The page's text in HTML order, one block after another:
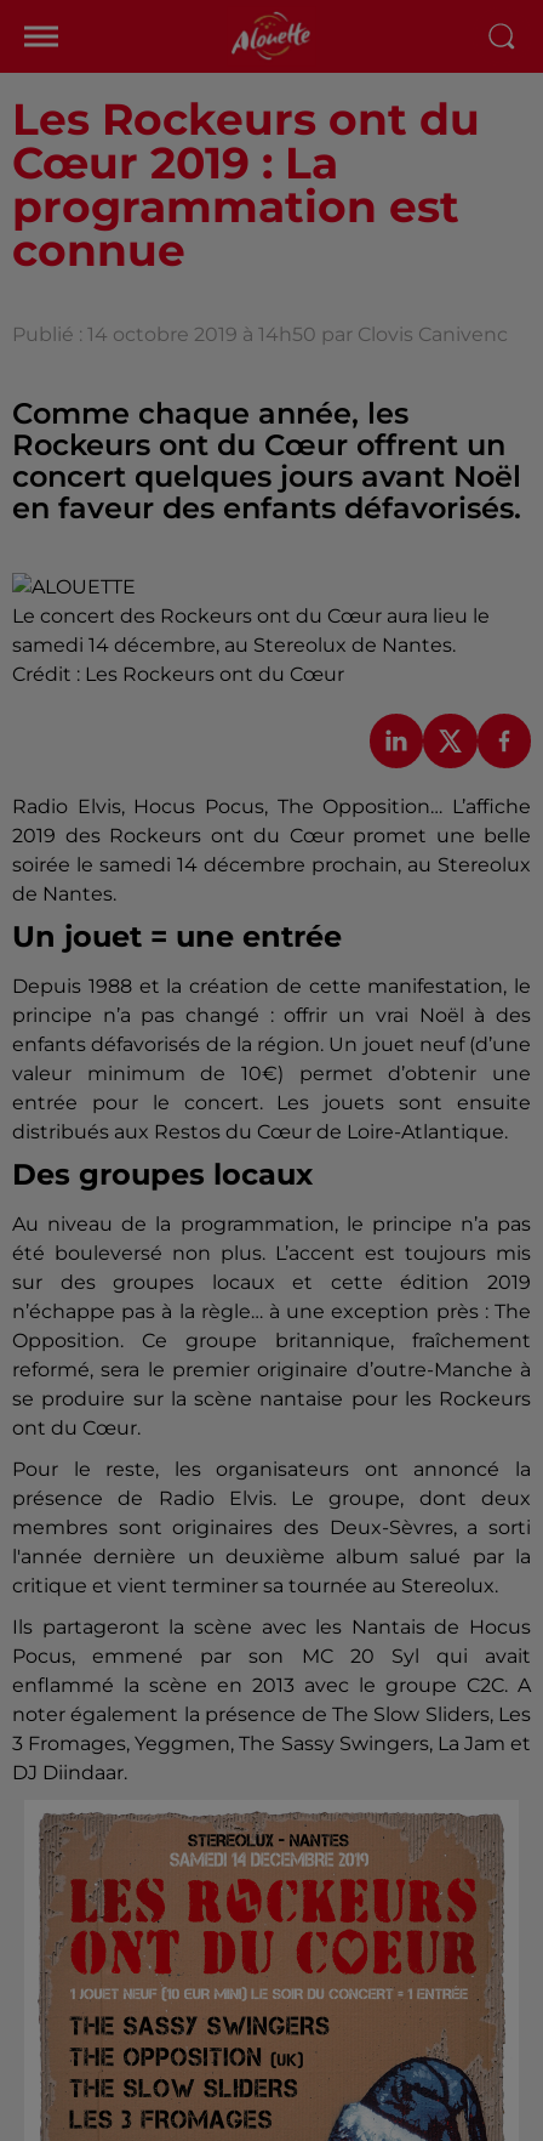
Les Rockeurs ont du
Cœur 2019 : La
programmation est
connue
Publié : 14 octobre 2019 à 14h50 par Clovis Canivenc
Comme chaque année, les
Rockeurs ont du Cœur offrent un
concert quelques jours avant Noël
en faveur des enfants défavorisés.
Le concert des Rockeurs ont du Cœur aura lieu le
samedi 14 décembre, au Stereolux de Nantes.
Crédit : Les Rockeurs ont du Cœur
Radio Elvis, Hocus Pocus, The Opposition… L’affiche
2019 des Rockeurs ont du Cœur promet une belle
soirée le samedi 14 décembre prochain, au Stereolux
de Nantes.
Un jouet = une entrée
Depuis 1988 et la création de cette manifestation, le
principe n’a pas changé : offrir un vrai Noël à des
enfants défavorisés de la région. Un jouet neuf (d’une
valeur minimum de 10€) permet d’obtenir une
entrée pour le concert. Les jouets sont ensuite
distribués aux Restos du Cœur de Loire-Atlantique.
Des groupes locaux
Au niveau de la programmation, le principe n’a pas
été bouleversé non plus. L’accent est toujours mis
sur des groupes locaux et cette édition 2019
n’échappe pas à la règle… à une exception près : The
Opposition. Ce groupe britannique, fraîchement
reformé, sera le premier originaire d’outre-Manche à
se produire sur la scène nantaise pour les Rockeurs
ont du Cœur.
Pour le reste, les organisateurs ont annoncé la
présence de Radio Elvis. Le groupe, dont deux
membres sont originaires des Deux-Sèvres, a sorti
l'année dernière un deuxième album salué par la
critique et vient terminer sa tournée au Stereolux.
Ils partageront la scène avec les Nantais de Hocus
Pocus, emmené par son MC 20 Syl qui avait
enflammé la scène en 2013 avec le groupe C2C. A
noter également la présence de The Slow Sliders, Les
3 Fromages, Yeggmen, The Sassy Swingers, La Jam et
DJ Diindaar.